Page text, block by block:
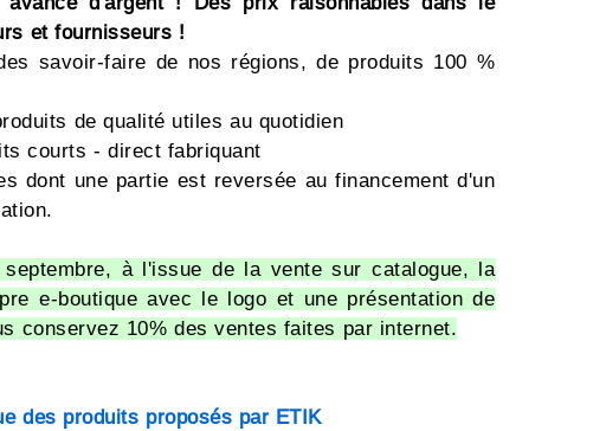
et fournisseurs !
savoir-faire de nos régions, de produits 100 %
de qualité utiles au quotidien
courts - direct fabriquant
dont une partie est reversée au financement d'un
septembre, à l'issue de la vente sur catalogue, la
e-boutique avec le logo et une présentation de
conservez 10% des ventes faites par internet.
des produits proposés par ETIK